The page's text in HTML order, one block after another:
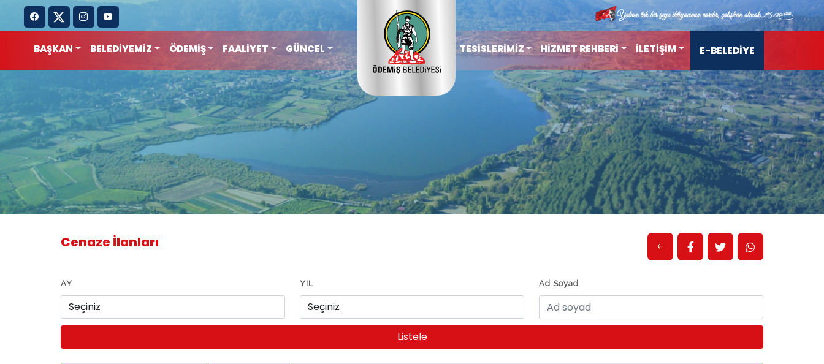
BAŞKAN BELEDİYEMİZ ÖDEMİŞ FAALİYET GÜNCEL TESİSLERİMİZ HİZMET REHBERİ İLETİŞİM E-BELEDİYE
Cenaze İlanları
AY YIL Ad Soyad